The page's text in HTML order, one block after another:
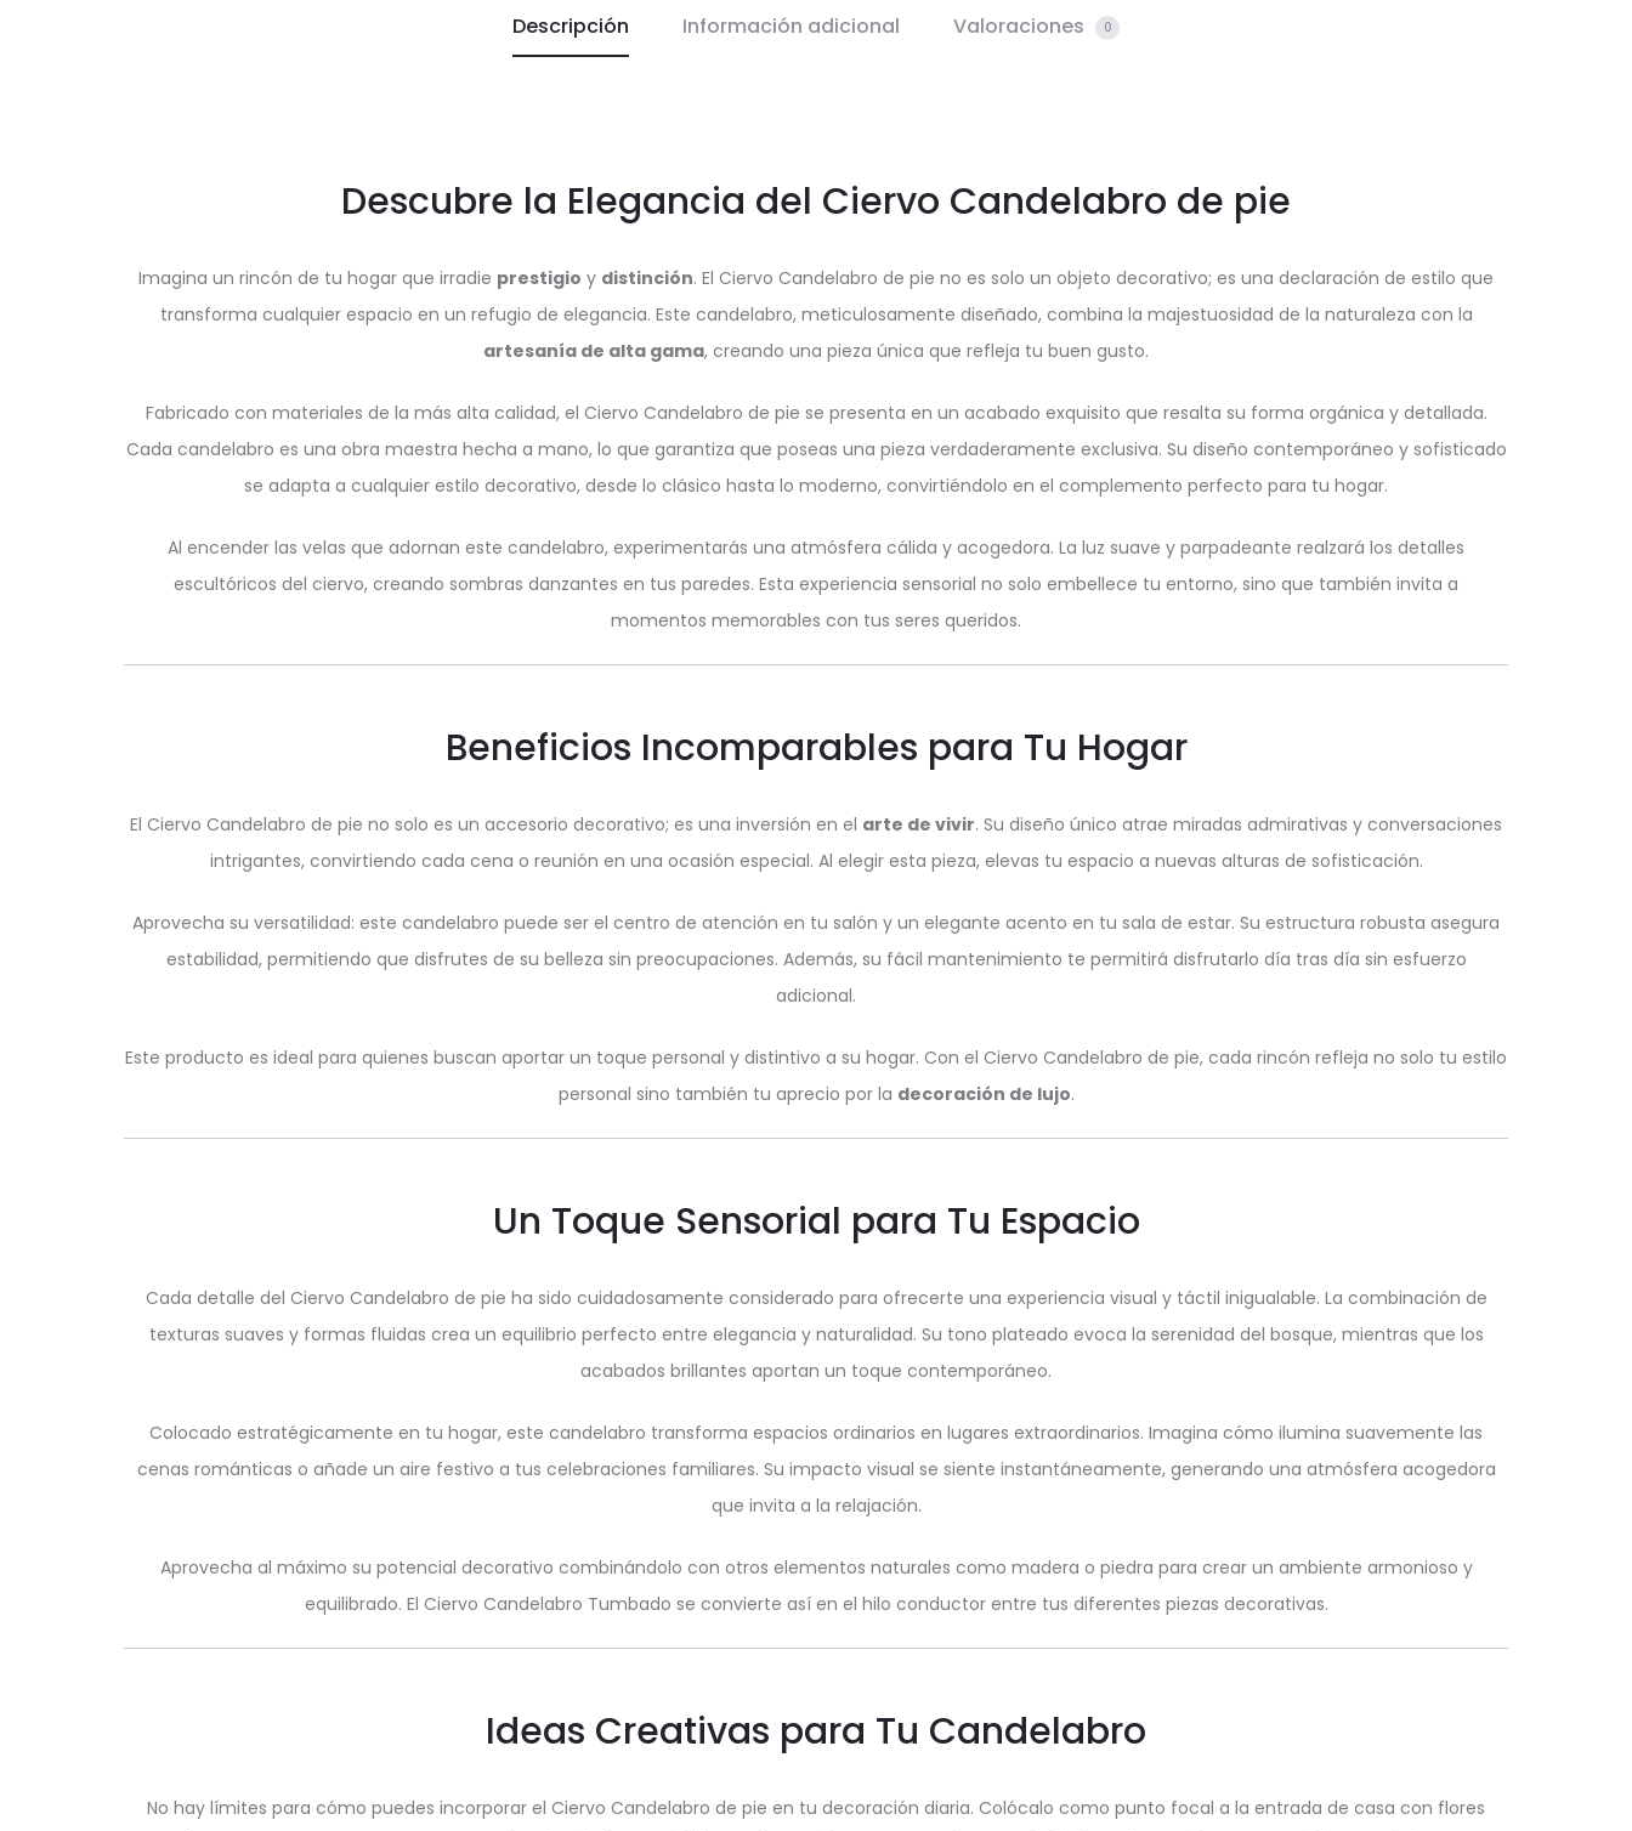
Descripción Información adicional Valoraciones 0
Descubre la Elegancia del Ciervo Candelabro de pie
Imagina un rincón de tu hogar que irradie prestigio y distinción. El Ciervo Candelabro de pie no es solo un objeto decorativo; es una declaración de estilo que
transforma cualquier espacio en un refugio de elegancia. Este candelabro, meticulosamente diseñado, combina la majestuosidad de la naturaleza con la
artesanía de alta gama, creando una pieza única que refleja tu buen gusto.
Fabricado con materiales de la más alta calidad, el Ciervo Candelabro de pie se presenta en un acabado exquisito que resalta su forma orgánica y detallada.
Cada candelabro es una obra maestra hecha a mano, lo que garantiza que poseas una pieza verdaderamente exclusiva. Su diseño contemporáneo y sofisticado
se adapta a cualquier estilo decorativo, desde lo clásico hasta lo moderno, convirtiéndolo en el complemento perfecto para tu hogar.
Al encender las velas que adornan este candelabro, experimentarás una atmósfera cálida y acogedora. La luz suave y parpadeante realzará los detalles
escultóricos del ciervo, creando sombras danzantes en tus paredes. Esta experiencia sensorial no solo embellece tu entorno, sino que también invita a
momentos memorables con tus seres queridos.
Beneficios Incomparables para Tu Hogar
El Ciervo Candelabro de pie no solo es un accesorio decorativo; es una inversión en el arte de vivir. Su diseño único atrae miradas admirativas y conversaciones
intrigantes, convirtiendo cada cena o reunión en una ocasión especial. Al elegir esta pieza, elevas tu espacio a nuevas alturas de sofisticación.
Aprovecha su versatilidad: este candelabro puede ser el centro de atención en tu salón y un elegante acento en tu sala de estar. Su estructura robusta asegura
estabilidad, permitiendo que disfrutes de su belleza sin preocupaciones. Además, su fácil mantenimiento te permitirá disfrutarlo día tras día sin esfuerzo
adicional.
Este producto es ideal para quienes buscan aportar un toque personal y distintivo a su hogar. Con el Ciervo Candelabro de pie, cada rincón refleja no solo tu estilo
personal sino también tu aprecio por la decoración de lujo.
Un Toque Sensorial para Tu Espacio
Cada detalle del Ciervo Candelabro de pie ha sido cuidadosamente considerado para ofrecerte una experiencia visual y táctil inigualable. La combinación de
texturas suaves y formas fluidas crea un equilibrio perfecto entre elegancia y naturalidad. Su tono plateado evoca la serenidad del bosque, mientras que los
acabados brillantes aportan un toque contemporáneo.
Colocado estratégicamente en tu hogar, este candelabro transforma espacios ordinarios en lugares extraordinarios. Imagina cómo ilumina suavemente las
cenas románticas o añade un aire festivo a tus celebraciones familiares. Su impacto visual se siente instantáneamente, generando una atmósfera acogedora
que invita a la relajación.
Aprovecha al máximo su potencial decorativo combinándolo con otros elementos naturales como madera o piedra para crear un ambiente armonioso y
equilibrado. El Ciervo Candelabro Tumbado se convierte así en el hilo conductor entre tus diferentes piezas decorativas.
Ideas Creativas para Tu Candelabro
No hay límites para cómo puedes incorporar el Ciervo Candelabro de pie en tu decoración diaria. Colócalo como punto focal a la entrada de casa con flores